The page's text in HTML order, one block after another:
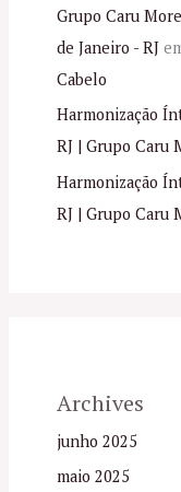
Grupo Caru
de Janeiro - RJ
Cabelo
Harmonização
RJ | Grupo Caru
Harmonização
RJ | Grupo Caru
Archives
junho 2025
maio 2025